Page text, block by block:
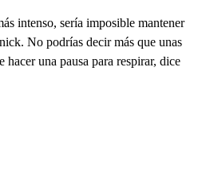
intenso, sería imposible mantener
No podrías decir más que unas
hacer una pausa para respirar, dice